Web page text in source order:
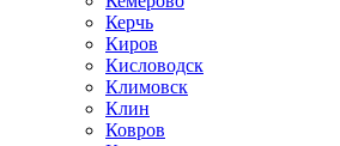
Керчь
Киров
Кисловодск
Климовск
Клин
Ковров